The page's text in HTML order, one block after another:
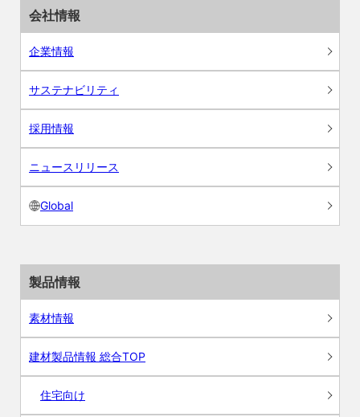
会社情報
企業情報
サステナビリティ
採用情報
ニュースリリース
Global
製品情報
素材情報
建材製品情報 総合TOP
住宅向け